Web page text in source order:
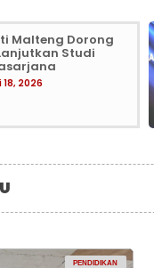
Malteng Dorong
Studi
18, 2026
PENDIDIKAN